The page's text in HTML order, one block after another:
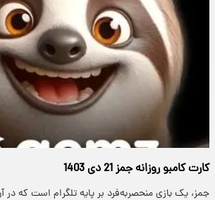
کارت کامبو روزانه جمز 21 دی 1403
جمز، یک بازی منحصربه‌فرد بر پایه تلگرام است که در